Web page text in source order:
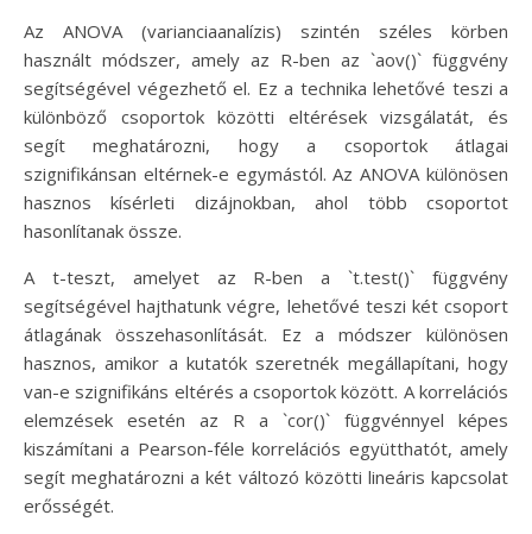
Az ANOVA (varianciaanalízis) szintén széles körben
használt módszer, amely az R-ben az `aov()` függvény
segítségével végezhető el. Ez a technika lehetővé teszi a
különböző csoportok közötti eltérések vizsgálatát, és
segít meghatározni, hogy a csoportok átlagai
szignifikánsan eltérnek-e egymástól. Az ANOVA különösen
hasznos kísérleti dizájnokban, ahol több csoportot
hasonlítanak össze.
A t-teszt, amelyet az R-ben a `t.test()` függvény
segítségével hajthatunk végre, lehetővé teszi két csoport
átlagának összehasonlítását. Ez a módszer különösen
hasznos, amikor a kutatók szeretnék megállapítani, hogy
van-e szignifikáns eltérés a csoportok között. A korrelációs
elemzések esetén az R a `cor()` függvénnyel képes
kiszámítani a Pearson-féle korrelációs együtthatót, amely
segít meghatározni a két változó közötti lineáris kapcsolat
erősségét.